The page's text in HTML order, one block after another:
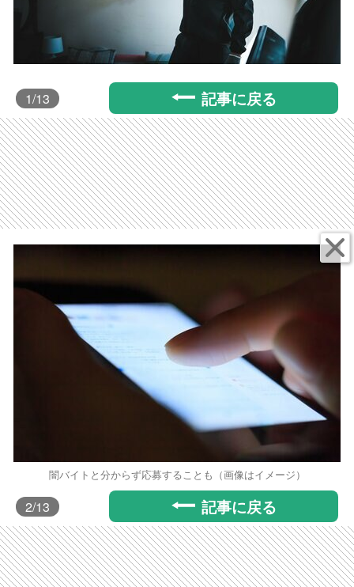
1/13 記事に戻る
闇バイトと分からず応募することも（画像はイメージ）
2/13 記事に戻る